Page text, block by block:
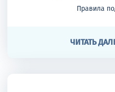
Правила
ЧИТАТЬ